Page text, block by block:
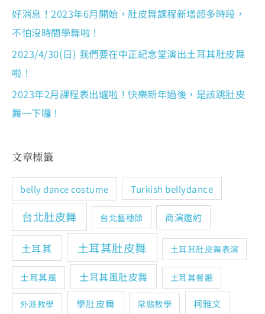
好消息！2023年6月開始，肚皮舞課程新增超多時段，
不怕沒時間學舞啦！
2023/4/30(日) 我們要在中正紀念堂演出土耳其肚皮舞
啦！
2023年2月課程表出爐啦！快樂新年過後，是該跳肚皮
舞一下囉！
文章標籤
belly dance costume Turkish bellydance
台北肚皮舞 台北藝穗節 商演邀約
土耳其 土耳其肚皮舞 土耳其肚皮舞表演
土耳其風 土耳其風肚皮舞 土耳其餐廳
外派教學 學肚皮舞 常態教學 柯雅文